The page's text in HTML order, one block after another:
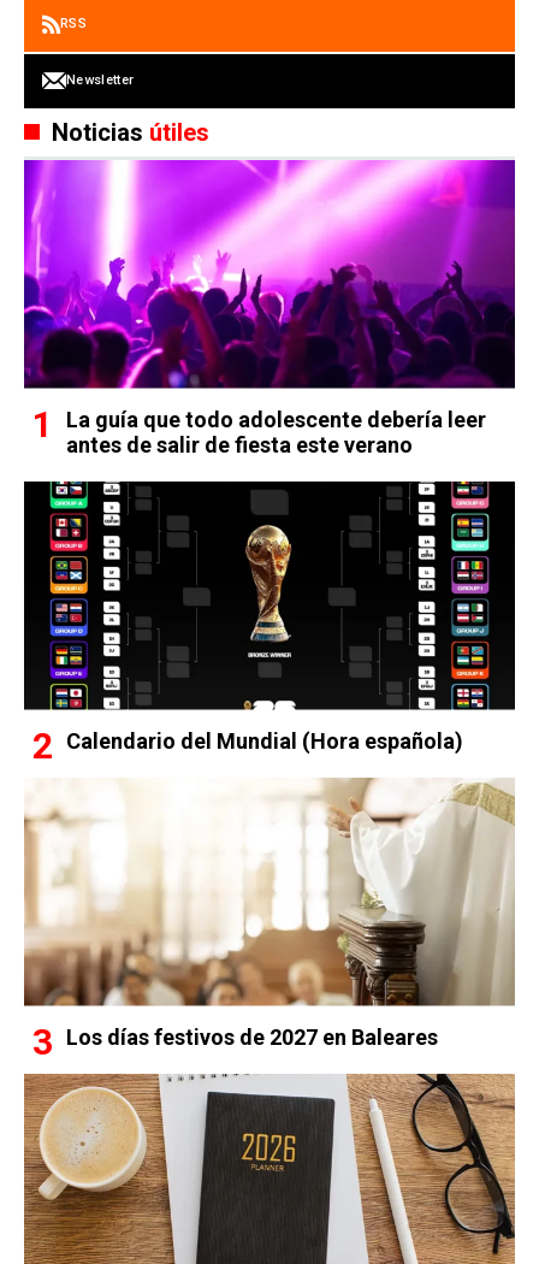
RSS
Newsletter
Noticias útiles
La guía que todo adolescente debería leer
antes de salir de fiesta este verano
Calendario del Mundial (Hora española)
Los días festivos de 2027 en Baleares